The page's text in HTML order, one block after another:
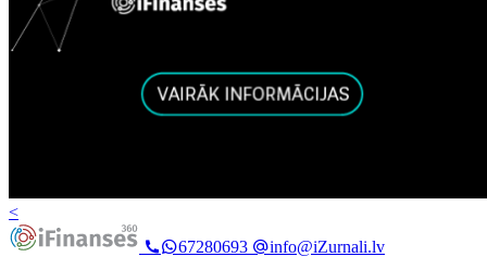
<
67280693
info@iZurnali.lv